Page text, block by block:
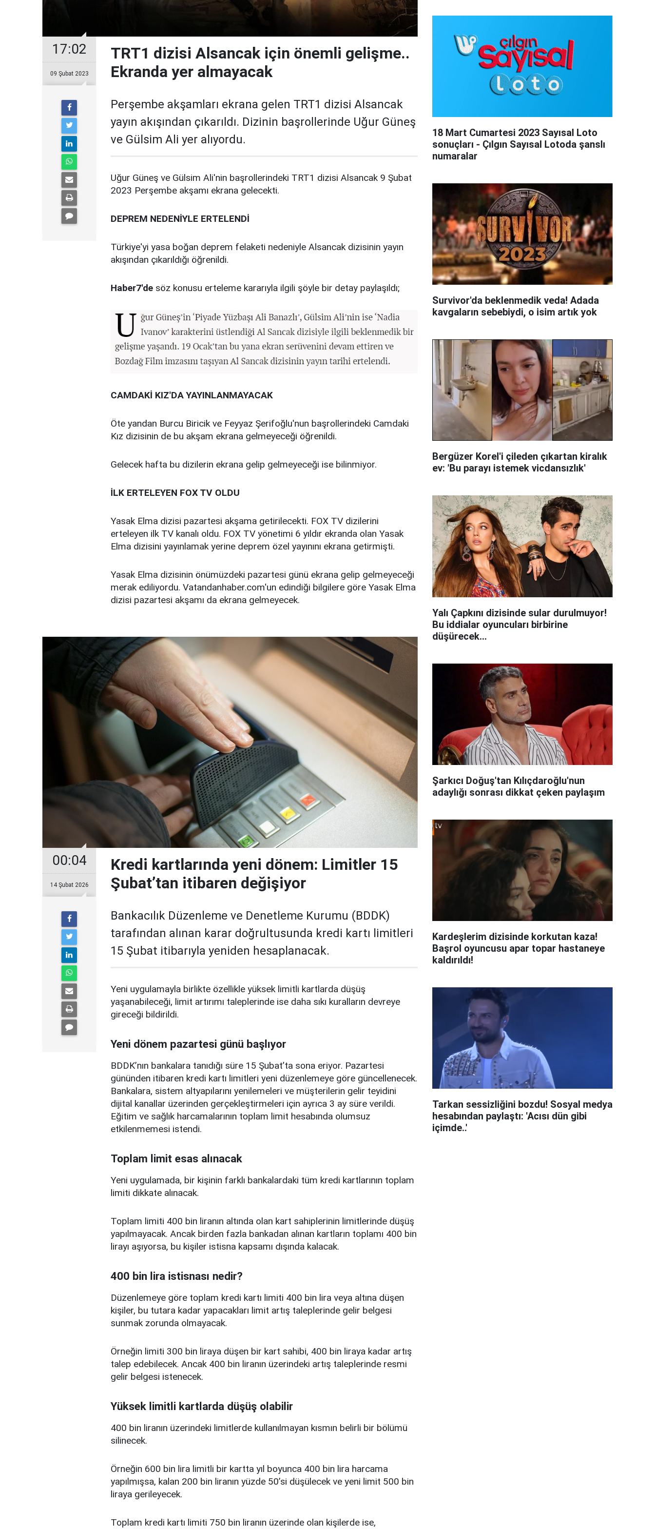
17:02
09 Şubat 2023
TRT1 dizisi Alsancak için önemli gelişme..
Ekranda yer almayacak
Perşembe akşamları ekrana gelen TRT1 dizisi Alsancak
yayın akışından çıkarıldı. Dizinin başrollerinde Uğur Güneş
ve Gülsim Ali yer alıyordu.
Uğur Güneş ve Gülsim Ali'nin başrollerindeki TRT1 dizisi Alsancak 9 Şubat
2023 Perşembe akşamı ekrana gelecekti.
DEPREM NEDENİYLE ERTELENDİ
Türkiye'yi yasa boğan deprem felaketi nedeniyle Alsancak dizisinin yayın
akışından çıkarıldığı öğrenildi.
Haber7'de söz konusu erteleme kararıyla ilgili şöyle bir detay paylaşıldı;
CAMDAKİ KIZ'DA YAYINLANMAYACAK
Öte yandan Burcu Biricik ve Feyyaz Şerifoğlu'nun başrollerindeki Camdaki
Kız dizisinin de bu akşam ekrana gelmeyeceği öğrenildi.
Gelecek hafta bu dizilerin ekrana gelip gelmeyeceği ise bilinmiyor.
İLK ERTELEYEN FOX TV OLDU
Yasak Elma dizisi pazartesi akşama getirilecekti. FOX TV dizilerini
erteleyen ilk TV kanalı oldu. FOX TV yönetimi 6 yıldır ekranda olan Yasak
Elma dizisini yayınlamak yerine deprem özel yayınını ekrana getirmişti.
Yasak Elma dizisinin önümüzdeki pazartesi günü ekrana gelip gelmeyeceği
merak ediliyordu. Vatandanhaber.com'un edindiği bilgilere göre Yasak Elma
dizisi pazartesi akşamı da ekrana gelmeyecek.
00:04
14 Şubat 2026
Kredi kartlarında yeni dönem: Limitler 15
Şubat’tan itibaren değişiyor
Bankacılık Düzenleme ve Denetleme Kurumu (BDDK)
tarafından alınan karar doğrultusunda kredi kartı limitleri
15 Şubat itibarıyla yeniden hesaplanacak.
Yeni uygulamayla birlikte özellikle yüksek limitli kartlarda düşüş
yaşanabileceği, limit artırımı taleplerinde ise daha sıkı kuralların devreye
gireceği bildirildi.
Yeni dönem pazartesi günü başlıyor
BDDK’nın bankalara tanıdığı süre 15 Şubat’ta sona eriyor. Pazartesi
gününden itibaren kredi kartı limitleri yeni düzenlemeye göre güncellenecek.
Bankalara, sistem altyapılarını yenilemeleri ve müşterilerin gelir teyidini
dijital kanallar üzerinden gerçekleştirmeleri için ayrıca 3 ay süre verildi.
Eğitim ve sağlık harcamalarının toplam limit hesabında olumsuz
etkilenmemesi istendi.
Toplam limit esas alınacak
Yeni uygulamada, bir kişinin farklı bankalardaki tüm kredi kartlarının toplam
limiti dikkate alınacak.
Toplam limiti 400 bin liranın altında olan kart sahiplerinin limitlerinde düşüş
yapılmayacak. Ancak birden fazla bankadan alınan kartların toplamı 400 bin
lirayı aşıyorsa, bu kişiler istisna kapsamı dışında kalacak.
400 bin lira istisnası nedir?
Düzenlemeye göre toplam kredi kartı limiti 400 bin lira veya altına düşen
kişiler, bu tutara kadar yapacakları limit artış taleplerinde gelir belgesi
sunmak zorunda olmayacak.
Örneğin limiti 300 bin liraya düşen bir kart sahibi, 400 bin liraya kadar artış
talep edebilecek. Ancak 400 bin liranın üzerindeki artış taleplerinde resmi
gelir belgesi istenecek.
Yüksek limitli kartlarda düşüş olabilir
400 bin liranın üzerindeki limitlerde kullanılmayan kısmın belirli bir bölümü
silinecek.
Örneğin 600 bin lira limitli bir kartta yıl boyunca 400 bin lira harcama
yapılmışsa, kalan 200 bin liranın yüzde 50’si düşülecek ve yeni limit 500 bin
liraya gerileyecek.
Toplam kredi kartı limiti 750 bin liranın üzerinde olan kişilerde ise,
18 Mart Cumartesi 2023 Sayısal Loto
sonuçları - Çılgın Sayısal Lotoda şanslı
numaralar
Survivor'da beklenmedik veda! Adada
kavgaların sebebiydi, o isim artık yok
Bergüzer Korel'i çileden çıkartan kiralık
ev: 'Bu parayı istemek vicdansızlık'
Yalı Çapkını dizisinde sular durulmuyor!
Bu iddialar oyuncuları birbirine
düşürecek...
Şarkıcı Doğuş'tan Kılıçdaroğlu'nun
adaylığı sonrası dikkat çeken paylaşım
Kardeşlerim dizisinde korkutan kaza!
Başrol oyuncusu apar topar hastaneye
kaldırıldı!
Tarkan sessizliğini bozdu! Sosyal medya
hesabından paylaştı: 'Acısı dün gibi
içimde..'